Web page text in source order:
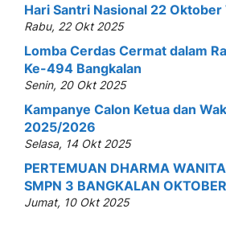
Hari Santri Nasional 22
Rabu, 22 Okt 2025
Lomba Cerdas Cermat dalam
Ke-494 Bangkalan
Senin, 20 Okt 2025
Kampanye Calon Ketua dan
2025/2026
Selasa, 14 Okt 2025
PERTEMUAN DHARMA
SMPN 3 BANGKALAN OKTOBER
Jumat, 10 Okt 2025